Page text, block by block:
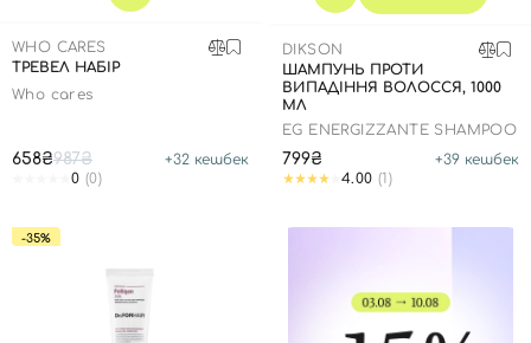
WHO CARES
ТРЕВЕЛ НАБІР
Who cares
658₴987₴ +32 кешбек
0 (0)
DIKSON
ШАМПУНЬ ПРОТИ
ВИПАДІННЯ ВОЛОССЯ, 1000
МЛ
EG ENERGIZZANTE SHAMPOO
799₴ +39 кешбек
4.00 (1)
-35%